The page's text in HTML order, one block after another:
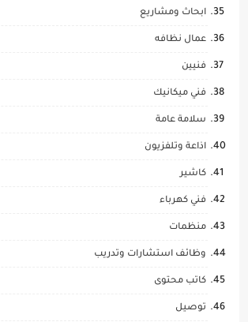
ابحاث ومشاريع
عمال نظافه
فنيين
فني ميكانيك
سلامة عامة
اذاعة وتلفزيون
كاشير
فني كهرباء
منظمات
وظائف استشارات وتدريب
كاتب محتوى
توصيل